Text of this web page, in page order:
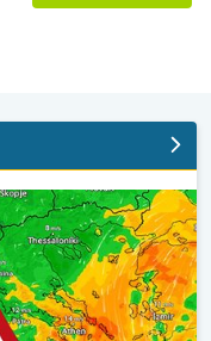
Hed varme og